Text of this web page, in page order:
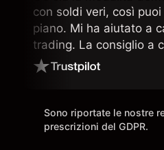
con soldi veri, così
piano. Mi ha aiutato a
trading. La consiglio a
esperienza.
Sono riportate le nostre
prescrizioni del GDPR.